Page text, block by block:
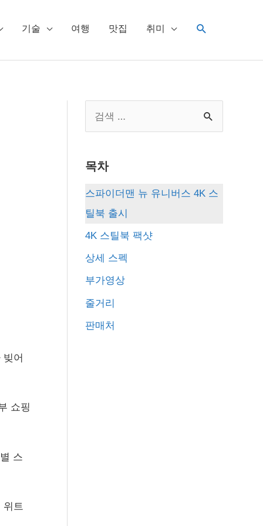
기술 여행 맛집 취미
검
어
쇼핑
스
위트
e
r
c
h
목차
스파이더맨 뉴 유니버스 4K 스
틸북 출시
4K 스틸북 팩샷
상세 스펙
부가영상
줄거리
판매처